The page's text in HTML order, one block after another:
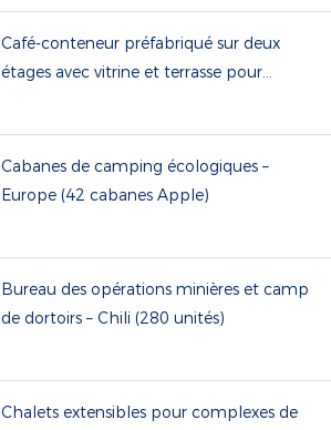
Café-conteneur préfabriqué sur deux
étages avec vitrine et terrasse pour
Cabanes de camping écologiques –
Europe (42 cabanes Apple)
Bureau des opérations minières et camp
de dortoirs – Chili (280 unités)
Chalets extensibles pour complexes de